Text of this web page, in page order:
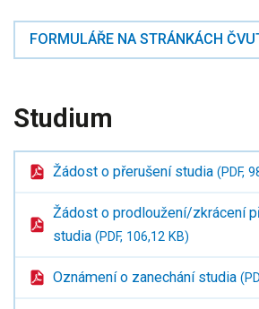
FORMULÁŘE NA STRÁNKÁCH
Studium
Žádost o přerušení studia(PDF,
Žádost o prodloužení/zkrácení
studia(PDF, 106,12 KB)
Oznámení o zanechání studia